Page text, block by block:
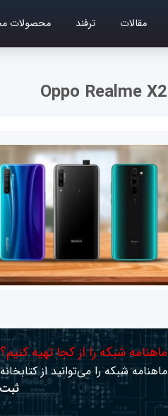
مقالات ترفند محصولات
Oppo Realme X2
ماهنامه شبکه را از کجا تهیه کنیم؟
ماهنامه شبکه را می‌توانید از